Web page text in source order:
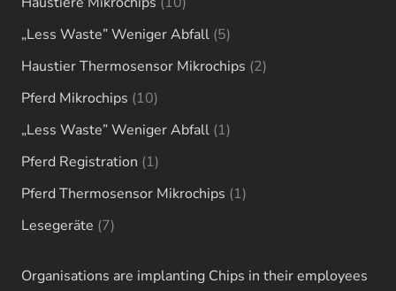
products
„Less Waste” Weniger Abfall 55
products
Haustier Thermosensor Mikrochips 22
Pferd Mikrochips 1010
products
„Less Waste” Weniger Abfall 11
Pferd Registration 11
product
Pferd Thermosensor Mikrochips 11
Lesegeräte 77
Organisations are implanting Chips in their employees